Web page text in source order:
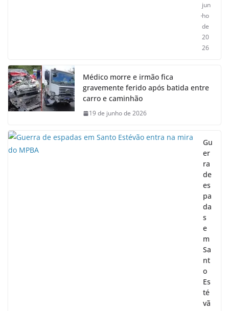
jun
ho
de
20
26
Médico morre e irmão fica
gravemente ferido após batida entre
carro e caminhão
19 de junho de 2026
Gu
er
ra
de
es
pa
da
s
e
m
Sa
nt
o
Es
té
vã